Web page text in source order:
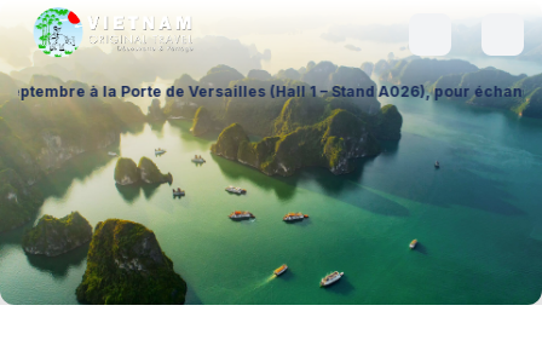
Versailles (Hall 1 – Stand A026), pour échanger sur vos projets,